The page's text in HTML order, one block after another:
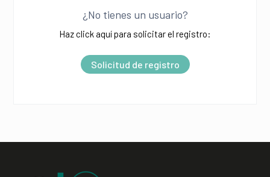
¿No tienes un usuario?
Haz click aquí para solicitar el registro:
Solicitud de registro